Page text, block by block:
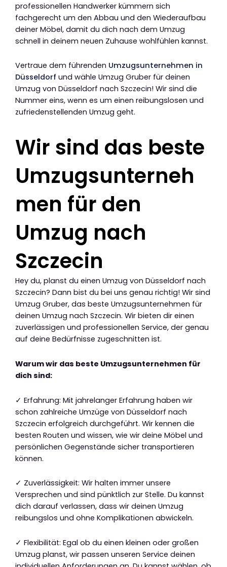
professionellen Handwerker kümmern sich
fachgerecht um den Abbau und den Wiederaufbau
deiner Möbel, damit du dich nach dem Umzug
schnell in deinem neuen Zuhause wohlfühlen kannst.
Vertraue dem führenden Umzugsunternehmen in
Düsseldorf und wähle Umzug Gruber für deinen
Umzug von Düsseldorf nach Szczecin! Wir sind die
Nummer eins, wenn es um einen reibungslosen und
zufriedenstellenden Umzug geht.
Wir sind das beste
Umzugsunterneh
men für den
Umzug nach
Szczecin
Hey du, planst du einen Umzug von Düsseldorf nach
Szczecin? Dann bist du bei uns genau richtig! Wir sind
Umzug Gruber, das beste Umzugsunternehmen für
deinen Umzug nach Szczecin. Wir bieten dir einen
zuverlässigen und professionellen Service, der genau
auf deine Bedürfnisse zugeschnitten ist.
Warum wir das beste Umzugsunternehmen für
dich sind:
✓ Erfahrung: Mit jahrelanger Erfahrung haben wir
schon zahlreiche Umzüge von Düsseldorf nach
Szczecin erfolgreich durchgeführt. Wir kennen die
besten Routen und wissen, wie wir deine Möbel und
persönlichen Gegenstände sicher transportieren
können.
✓ Zuverlässigkeit: Wir halten immer unsere
Versprechen und sind pünktlich zur Stelle. Du kannst
dich darauf verlassen, dass wir deinen Umzug
reibungslos und ohne Komplikationen abwickeln.
✓ Flexibilität: Egal ob du einen kleinen oder großen
Umzug planst, wir passen unseren Service deinen